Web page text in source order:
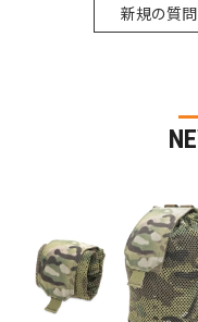
新規の質